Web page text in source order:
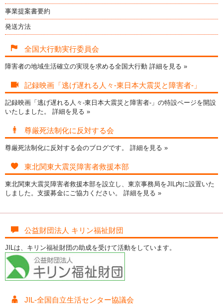
事業提案書要約
発送方法
全国大行動実行委員会
障害者の地域生活確立の実現を求める全国大行動 詳細を見る »
記録映画「逃げ遅れる人々-東日本大震災と障害者-」
記録映画「逃げ遅れる人々-東日本大震災と障害者-」の特設ページを開設
いたしました。 詳細を見る »
尊厳死法制化に反対する会
尊厳死法制化に反対する会のブログです。 詳細を見る »
東北関東大震災障害者救援本部
東北関東大震災障害者救援本部を設立し、東京事務局をJIL内に設置いた
しました。支援募金にご協力ください。 詳細を見る »
公益財団法人 キリン福祉財団
JILは、キリン福祉財団の助成を受けて活動をしています。
JIL-全国自立生活センター協議会